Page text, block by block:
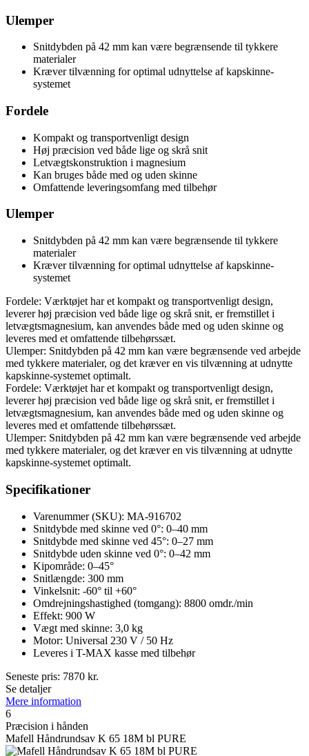
Ulemper
Snitdybden på 42 mm kan være begrænsende til tykkere
materialer
Kræver tilvænning for optimal udnyttelse af kapskinne-
systemet
Fordele
Kompakt og transportvenligt design
Høj præcision ved både lige og skrå snit
Letvægtskonstruktion i magnesium
Kan bruges både med og uden skinne
Omfattende leveringsomfang med tilbehør
Ulemper
Snitdybden på 42 mm kan være begrænsende til tykkere
materialer
Kræver tilvænning for optimal udnyttelse af kapskinne-
systemet
Fordele: Værktøjet har et kompakt og transportvenligt design,
leverer høj præcision ved både lige og skrå snit, er fremstillet i
letvægtsmagnesium, kan anvendes både med og uden skinne og
leveres med et omfattende tilbehørssæt.
Ulemper: Snitdybden på 42 mm kan være begrænsende ved arbejde
med tykkere materialer, og det kræver en vis tilvænning at udnytte
kapskinne-systemet optimalt.
Fordele: Værktøjet har et kompakt og transportvenligt design,
leverer høj præcision ved både lige og skrå snit, er fremstillet i
letvægtsmagnesium, kan anvendes både med og uden skinne og
leveres med et omfattende tilbehørssæt.
Ulemper: Snitdybden på 42 mm kan være begrænsende ved arbejde
med tykkere materialer, og det kræver en vis tilvænning at udnytte
kapskinne-systemet optimalt.
Specifikationer
Varenummer (SKU): MA-916702
Snitdybde med skinne ved 0°: 0–40 mm
Snitdybde med skinne ved 45°: 0–27 mm
Snitdybde uden skinne ved 0°: 0–42 mm
Kipområde: 0–45°
Snitlængde: 300 mm
Vinkelsnit: -60° til +60°
Omdrejningshastighed (tomgang): 8800 omdr./min
Effekt: 900 W
Vægt med skinne: 3,0 kg
Motor: Universal 230 V / 50 Hz
Leveres i T-MAX kasse med tilbehør
Seneste pris: 7870 kr.
Se detaljer
Mere information
6
Præcision i hånden
Mafell Håndrundsav K 65 18M bl PURE